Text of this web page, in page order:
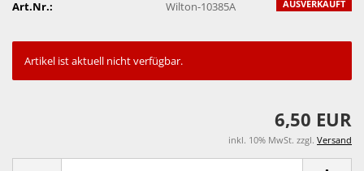
AUSVERKAUFT
Art.Nr.: Wilton-10385A
Artikel ist aktuell nicht verfügbar.
6,50 EUR
inkl. 10% MwSt. zzgl. Versand